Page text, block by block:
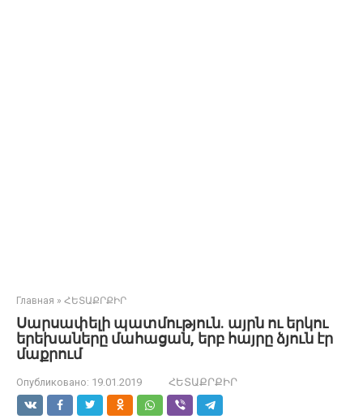
Главная » ՀԵՏԱՔՐՔԻՐ
Սարսափելի պատմություն. այրն ու երկու
երեխաները մահացան, երբ հայրը ձյուն էր
մաքրում
Опубликовано: 19.01.2019 ՀԵՏԱՔՐՔԻՐ